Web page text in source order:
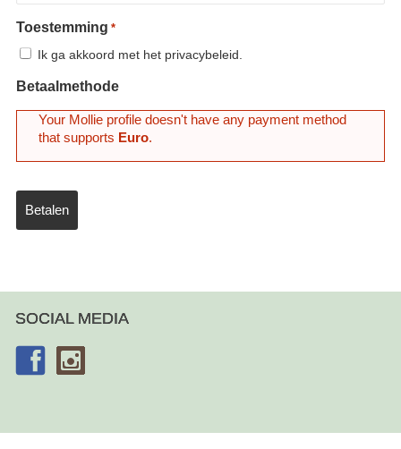
Toestemming *
Ik ga akkoord met het privacybeleid.
Betaalmethode
Your Mollie profile doesn't have any payment method
that supports Euro.
SOCIAL MEDIA